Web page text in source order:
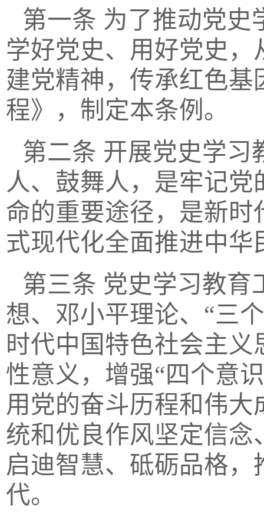
第一条 为了推动党史
学好党史、用好党史
建党精神，传承红色
程》，制定本条例。
第二条 开展党史学习
人、鼓舞人，是牢记
命的重要途径，是新
式现代化全面推进中
第三条 党史学习教育
想、邓小平理论、 “三
时代中国特色社会主
性意义，增强“四个意
用党的奋斗历程和伟
统和优良作风坚定信
启迪智慧、砥砺品格
代。